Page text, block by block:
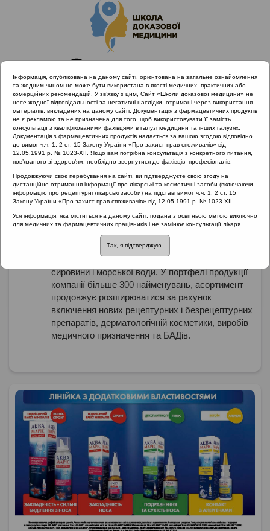
Головна Партнери проекту Ядран
Ядран
(JGL) - лідер на ринку засобів для лікування
захворювань органів почуттів, в тому числі
препаратів, виготовлених з використанням
лікувальних властивостей натуральної
сировини і морської води. У портфелі продукції
компанії більше 300 найменувань, асортимент
продовжує розширюватися за рахунок
включення нових рецептурних і безрецептурних
препаратів, дерматологічній косметики, виробів
медичного призначення та БАДів.
Інформація, опублікована на даному сайті, орієнтована на загальне ознайомлення
та жодним чином не може бути використана в якості медичних, практичних або
комерційних рекомендацій. У зв’язку з цим, Сайт «Школи доказової медицини» не
несе жодної відповідальності за негативні наслідки, отримані через використання
матеріалів, викладених на даному сайті. Документація з фармацевтичних продуктів
не є рекламою та не призначена для того, щоб використовувати її замість
консультації з кваліфікованими фахівцями в галузі медицини та інших галузях.
Документація з фармацевтичних продуктів надається за вашою згодою відповідно
до вимог ч.ч. 1, 2 ст. 15 Закону України «Про захист прав споживачів» від
12.05.1991 р. № 1023-XII. Якщо вам потрібна консультація з конкретного питання,
пов’язаного зі здоров’ям, необхідно звернутися до фахівців- професіоналів.
Продовжуючи своє перебування на сайті, ви підтверджуєте свою згоду на
дистанційне отримання інформації про лікарські та косметичні засоби (включаючи
інформацію про рецептурні лікарські засоби) на підставі вимог ч.ч. 1, 2 ст. 15
Закону України «Про захист прав споживачів» від 12.05.1991 р. № 1023-XII.
Уся інформація, яка міститься на даному сайті, подана з освітньою метою виключно
для медичних та фармацевтичних працівників і не замінює консультації лікаря.
Так, я підтверджую.